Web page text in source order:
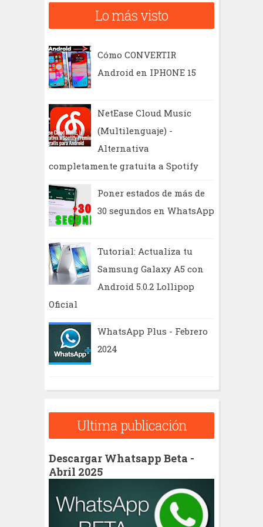
c
Lo más visto
Cómo CONVERTIR
Android en IPHONE 15
NetEase Cloud Music
(Multilenguaje) -
Alternativa
completamente gratuita a Spotify
Poner estados de más de
30 segundos en WhatsApp
Tutorial: Actualiza tu
Samsung Galaxy A5 con
Android 5.0.2 Lollipop
Oficial
WhatsApp Plus - Febrero
2024
Ultima publicación
Descargar Whatsapp Beta -
Abril 2025